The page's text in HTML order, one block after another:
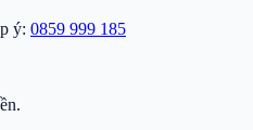
ý: 0859 999 185